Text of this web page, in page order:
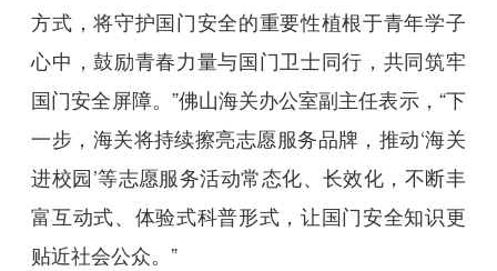
方式，将守护国门安全的重要性植根于青年学子
心中，鼓励青春力量与国门卫士同行，共同筑牢
国门安全屏障。”佛山海关办公室副主任表示，“下
一步，海关将持续擦亮志愿服务品牌，推动‘海关
进校园’等志愿服务活动常态化、长效化，不断丰
富互动式、体验式科普形式，让国门安全知识更
贴近社会公众。”